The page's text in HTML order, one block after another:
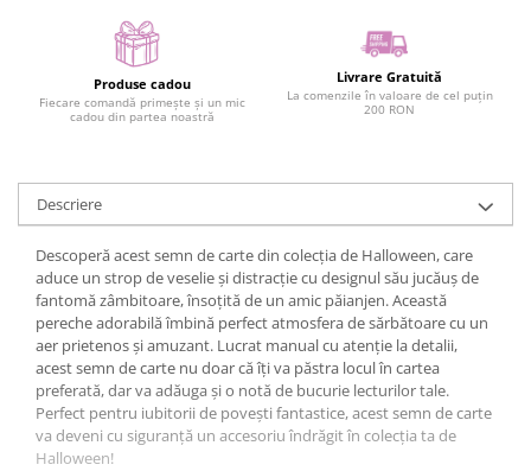
Produse cadou
Fiecare comandă primește și un mic
cadou din partea noastră
Livrare Gratuită
La comenzile în valoare de cel puțin
200 RON
Descriere
Descoperă acest semn de carte din colecția de Halloween, care
aduce un strop de veselie și distracție cu designul său jucăuș de
fantomă zâmbitoare, însoțită de un amic păianjen. Această
pereche adorabilă îmbină perfect atmosfera de sărbătoare cu un
aer prietenos și amuzant. Lucrat manual cu atenție la detalii,
acest semn de carte nu doar că îți va păstra locul în cartea
preferată, dar va adăuga și o notă de bucurie lecturilor tale.
Perfect pentru iubitorii de povești fantastice, acest semn de carte
va deveni cu siguranță un accesoriu îndrăgit în colecția ta de
Halloween!